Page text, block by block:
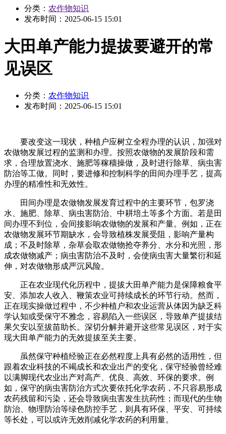
分类： 农作物知识
发布时间： 2025-06-15 15:01
大田单产能力提拔要避开的常
见误区
分类： 农作物知识
发布时间： 2025-06-15 15:01
要改变这一现状，种植户应树立全程办理的认识，加强对
农做物发展过程的监测和办理。按照农做物的发展阶段和需
求，合理放置浇水、施肥等稼穑操做，及时进行除草、病虫害
防治等工做。同时，要进修和控制科学的田间办理手艺，提高
办理的精准性和无效性。
田间办理是农做物发展发育过程中的主要环节，包罗浇
水、施肥、除草、病虫害防治、中耕培土等多个方面。若是田
间办理不到位，会间接影响农做物的发展和产量。例如，正在
农做物发展环节期缺水，会导致植株发展受阻，影响产量构
成；不及时除草，杂草会取农做物抢夺养分、水分和光照，形
成农做物减产；病虫害防治不及时，会使病虫害大量繁衍和延
伸，对农做物形成严沉风险。
正在农业现代化历程中，提拔大田单产能力是保障粮食平
安、添加农人收入、鞭策农业可持续成长的环节行动。然而，
正在现实操做过程中，不少种植户和农业运营从体因为缺乏科
学认知或受保守不雅念，容易陷入一些误区，导致单产提拔结
果欠安以至拔苗助长。深切分解并避开这些常见误区，对于实
现大田单产能力的无效提拔至关主要。
虽然保守种植经验正在必然程度上具有必然的适用性，但
跟着农业科技的不竭成长和农业出产的变化，保守经验曾经难
以满脚现代农业出产对高产、优良、高效、环保的要求。例
如，保守的病虫害防治方式次要依托化学农药，不只容易形成
农药残留和污染，还会导致病虫害发生抗药性；而现代的生物
防治、物理防治等绿色防控手艺，则具有环保、平安、可持续
等长处，可以或许无效削减化学农药的利用量。